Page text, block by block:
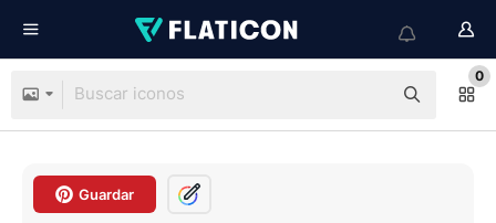
0
Guardar